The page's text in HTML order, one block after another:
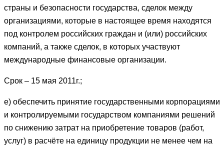
страны и безопасности государства, сделок между
организациями, которые в настоящее время находятся
под контролем российских граждан и (или) российских
компаний, а также сделок, в которых участвуют
международные финансовые организации.
Срок – 15 мая 2011г.;
е) обеспечить принятие государственными корпорациями
и контролируемыми государством компаниями решений
по снижению затрат на приобретение товаров (работ,
услуг) в расчёте на единицу продукции не менее чем на